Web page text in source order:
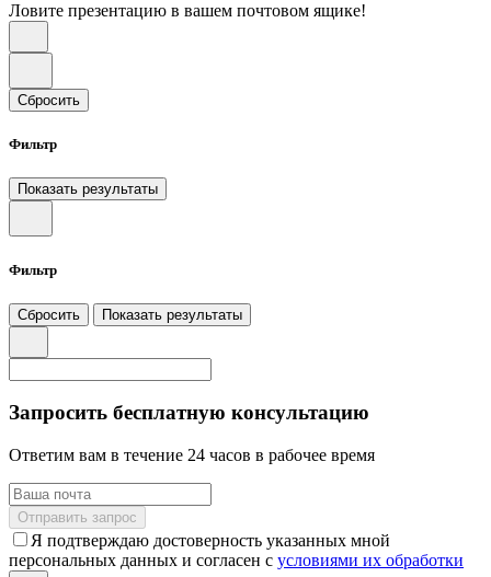
Ловите презентацию в вашем почтовом ящике!
Сбросить
Фильтр
Показать результаты
Фильтр
Сбросить Показать результаты
Запросить бесплатную консультацию
Ответим вам в течение 24 часов в рабочее время
Отправить запрос
Я подтверждаю достоверность указанных мной
персональных данных и согласен с условиями их обработки